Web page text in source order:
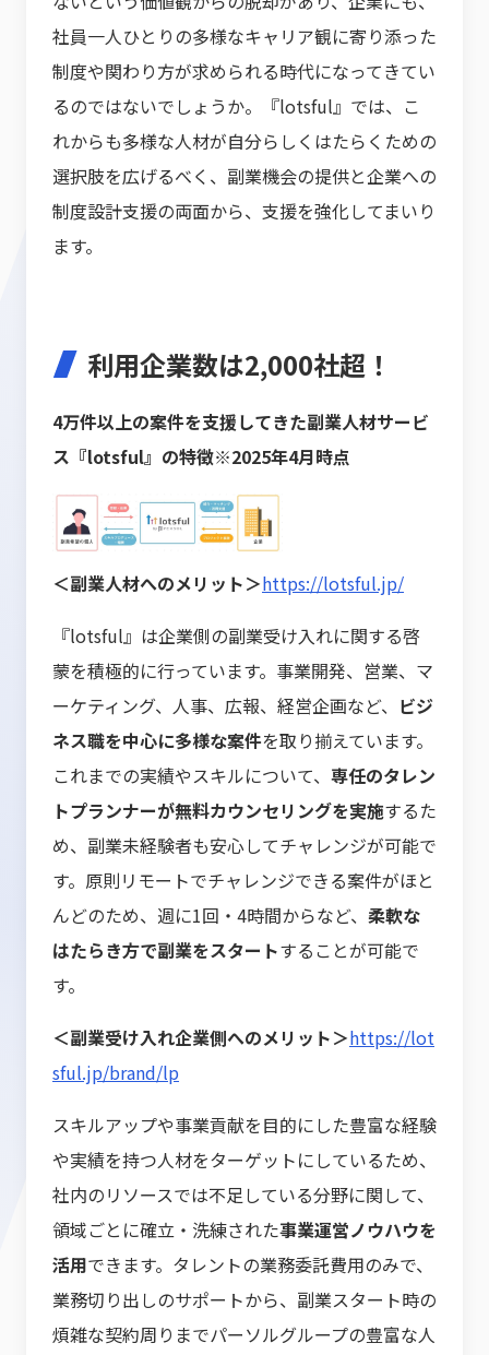
社員一人ひとりの多様なキャリア観に寄り添った
制度や関わり方が求められる時代になってきてい
るのではないでしょうか。『lotsful』では、こ
れからも多様な人材が自分らしくはたらくための
選択肢を広げるべく、副業機会の提供と企業への
制度設計支援の両面から、支援を強化してまいり
ます。
利用企業数は2,000社超！
4万件以上の案件を支援してきた副業人材サービ
ス『lotsful』の特徴※2025年4月時点
＜副業人材へのメリット＞https://lotsful.jp/
『lotsful』は企業側の副業受け入れに関する啓
蒙を積極的に行っています。事業開発、営業、マ
ーケティング、人事、広報、経営企画など、 ビジ
ネス職を中心に多様な案件を取り揃えています。
これまでの実績やスキルについて、 専任のタレン
トプランナーが無料カウンセリングを実施するた
め、副業未経験者も安心してチャレンジが可能で
す。原則リモートでチャレンジできる案件がほと
んどのため、週に1回・4時間からなど、 柔軟な
はたらき方で副業をスタートすることが可能で
す。
＜副業受け入れ企業側へのメリット＞https://lot
sful.jp/brand/lp
スキルアップや事業貢献を目的にした豊富な経験
や実績を持つ人材をターゲットにしているため、
社内のリソースでは不足している分野に関して、
領域ごとに確立・洗練された事業運営ノウハウを
活用できます。タレントの業務委託費用のみで、
業務切り出しのサポートから、副業スタート時の
煩雑な契約周りまでパーソルグループの豊富な人